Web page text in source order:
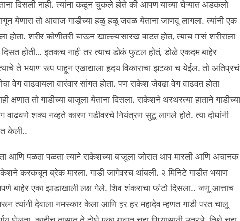
दिसली नाही. त्यांना कळून चुकले होते की आपण याच्या घेऱ्यात अडकलो
येणारा तो आवाज गाडीच्या हळु हळू जवळ येताना जाणवू लागला. त्यांनी एक
शरीर कोणीतरी चाऊन खाल्ल्यासारख वाटत होत, त्याच मासं शरीराला
होती… इतकच नाही तर त्याच डोकं फुटल होतं, डोळे एकदम बाहेर
ते भयाण रूप पाहून एखाद्याला हृदय विकाराचा झटका च येईल. तो
वेग वाढवायला वारंवार सांगत होता. पण राकेश जेवढा वेग वाढवत होता
क्षणात तो गाडीच्या बाजूला येताना दिसला. राकेशने थरथरत्या हाताने गाडीच्या
वाढवणे शक्य नव्हते कारण गडीवरचे नियंत्रण सुटू लागले होते. त्या दोघांनी
केली..
आणि पळता पळता त्याने राकेशच्या बाजूला जोरात थाप मारली आणि अचानक
करकचून ब्रेक मारला. गाडी जागेवरच थांबली. २ मिनिटे गाडीत भयाण
बाहेर एका झाडाखाली लक्ष गेले. शिव शंकराचा फोटो दिसला.. जणू आत्ताच
त्यांनी देवाला नमस्कार केला आणि हर हर महादेव म्हणत गाडी परत चालू